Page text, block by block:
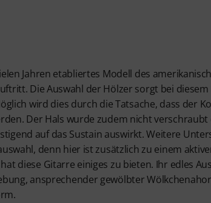
Jahren etabliertes Modell des
Die Auswahl der Hölzer sorgt bei
wird dies durch die Tatsache, dass der
Der Hals wurde zudem nicht verschraubt
auf das Sustain auswirkt. Weitere
denn hier ist zusätzlich zu einem
diese Gitarre einiges zu bieten. Ihr edles
ansprechender gewölbter